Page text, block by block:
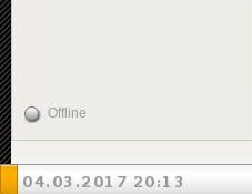
Offline
04.03.2017 20:13